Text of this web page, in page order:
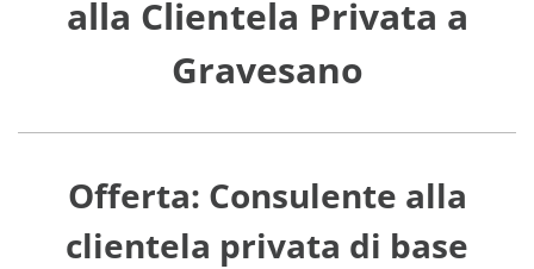
alla Clientela Privata a
Gravesano
Offerta: Consulente alla
clientela privata di base